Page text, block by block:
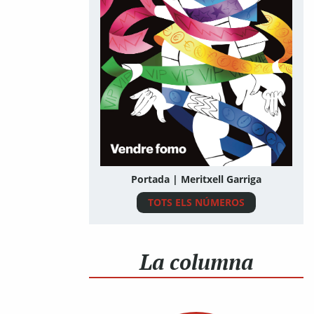
Portada | Meritxell Garriga
TOTS ELS NÚMEROS
La columna